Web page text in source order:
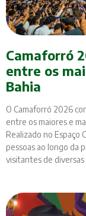
Camaforró
entre os
Bahia
O Camaforró 2026
entre os maiores e
Realizado no Espaço
pessoas ao longo da
visitantes de